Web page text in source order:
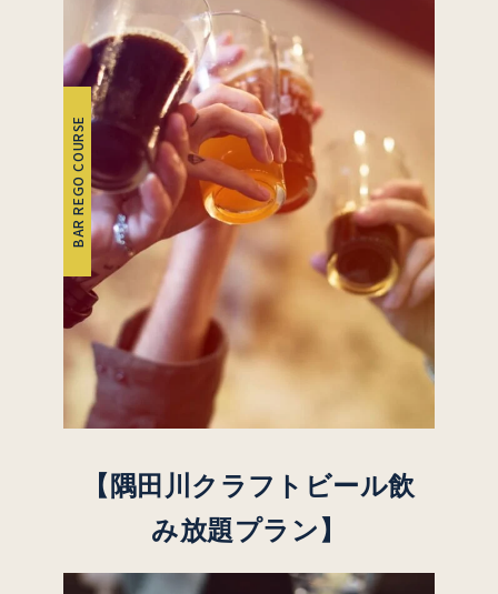
BAR REGO COURSE
【隅田川 クラフトビール飲
み放題プラン】